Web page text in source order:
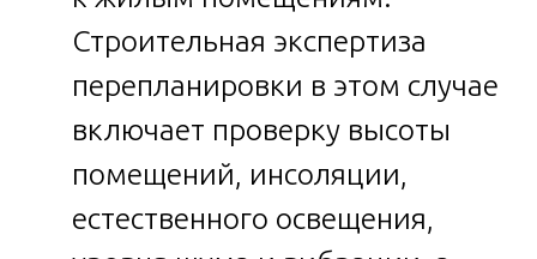
Строительная экспертиза
перепланировки в этом случае
включает проверку высоты
помещений, инсоляции,
естественного освещения,